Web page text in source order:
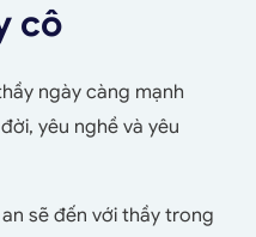
cô
ngày càng mạnh
yêu nghề và yêu
sẽ đến với thầy trong